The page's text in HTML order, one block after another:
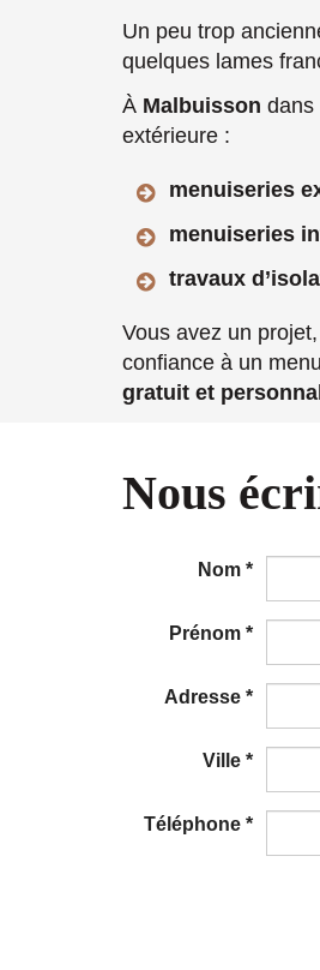
Un peu trop
quelques lames
À Malbuisson dans
extérieure :
menuiseries
menuiseries
travaux
Vous avez un projet,
confiance à un
gratuit et
Nous
Nom*
Prénom*
Adresse*
Ville*
Téléphone*